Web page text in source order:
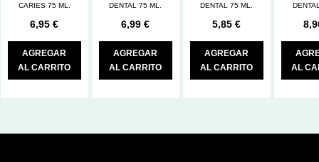
CARIES 75 ML.
6,95 €
AGREGAR
AL CARRITO
DENTAL 75 ML.
6,99 €
AGREGAR
AL CARRITO
DENTAL 75 ML.
5,85 €
AGREGAR
AL CARRITO
AL